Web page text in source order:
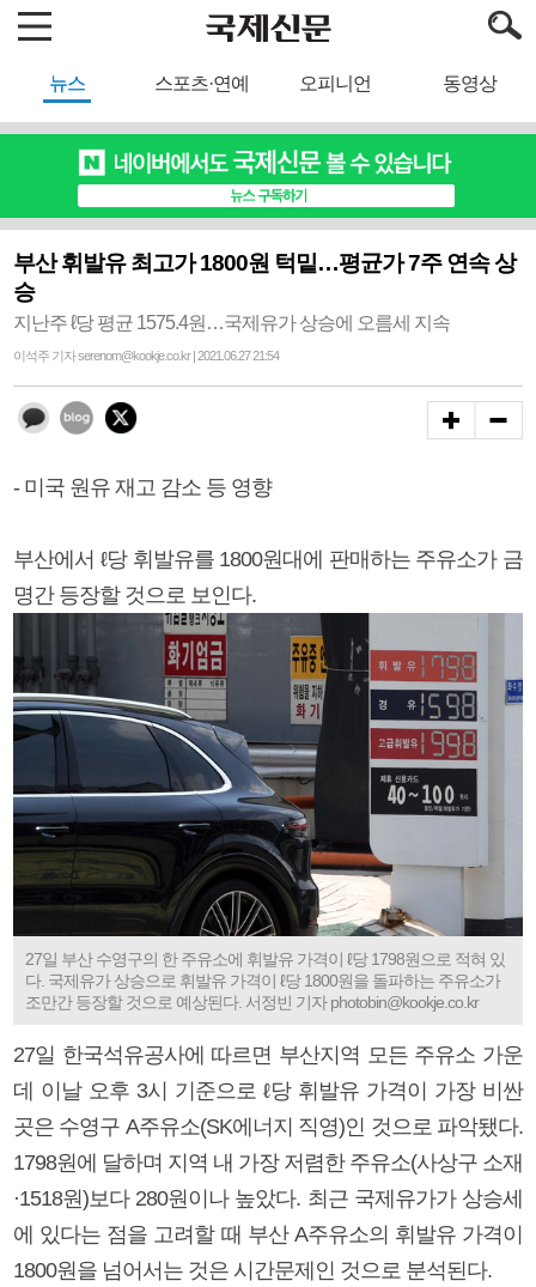
뉴스 스포츠·연예 오피니언 동영상
부산 휘발유 최고가 1800원 턱밑…평균가 7주 연속 상
승
지난주 ℓ당 평균 1575.4원…국제유가 상승에 오름세 지속
이석주 기자 serenom@kookje.co.kr | 2021.06.27 21:54
- 미국 원유 재고 감소 등 영향
부산에서 ℓ당 휘발유를 1800원대에 판매하는 주유소가 금
명간 등장할 것으로 보인다.
27일 부산 수영구의 한 주유소에 휘발유 가격이 ℓ당 1798원으로 적혀 있
다. 국제유가 상승으로 휘발유 가격이 ℓ당 1800원을 돌파하는 주유소가
조만간 등장할 것으로 예상된다. 서정빈 기자 photobin@kookje.co.kr
27일 한국석유공사에 따르면 부산지역 모든 주유소 가운
데 이날 오후 3시 기준으로 ℓ당 휘발유 가격이 가장 비싼
곳은 수영구 A주유소(SK에너지 직영)인 것으로 파악됐다.
1798원에 달하며 지역 내 가장 저렴한 주유소(사상구 소재
·1518원)보다 280원이나 높았다. 최근 국제유가가 상승세
에 있다는 점을 고려할 때 부산 A주유소의 휘발유 가격이
1800원을 넘어서는 것은 시간문제인 것으로 분석된다.